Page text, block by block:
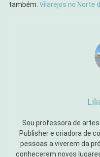
também: Vilarejos no Norte
Sou professora de
Publisher e criadora de
pessoas a viverem da
conhecerem novos